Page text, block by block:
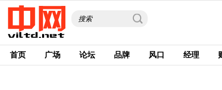
首页 广场 论坛 品牌 风口 经理